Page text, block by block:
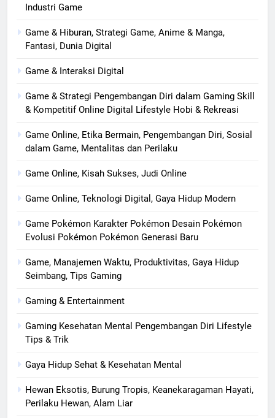
Industri Game
Game & Hiburan, Strategi Game, Anime & Manga,
Fantasi, Dunia Digital
Game & Interaksi Digital
Game & Strategi Pengembangan Diri dalam Gaming Skill
& Kompetitif Online Digital Lifestyle Hobi & Rekreasi
Game Online, Etika Bermain, Pengembangan Diri, Sosial
dalam Game, Mentalitas dan Perilaku
Game Online, Kisah Sukses, Judi Online
Game Online, Teknologi Digital, Gaya Hidup Modern
Game Pokémon Karakter Pokémon Desain Pokémon
Evolusi Pokémon Pokémon Generasi Baru
Game, Manajemen Waktu, Produktivitas, Gaya Hidup
Seimbang, Tips Gaming
Gaming & Entertainment
Gaming Kesehatan Mental Pengembangan Diri Lifestyle
Tips & Trik
Gaya Hidup Sehat & Kesehatan Mental
Hewan Eksotis, Burung Tropis, Keanekaragaman Hayati,
Perilaku Hewan, Alam Liar